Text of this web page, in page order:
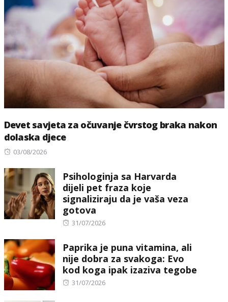
Devet savjeta za očuvanje čvrstog braka nakon
dolaska djece
Posted
03/08/2026
Psihologinja sa Harvarda
dijeli pet fraza koje
signaliziraju da je vaša veza
gotova
Posted
31/07/2026
Paprika je puna vitamina, ali
nije dobra za svakoga: Evo
kod koga ipak izaziva tegobe
Posted
31/07/2026